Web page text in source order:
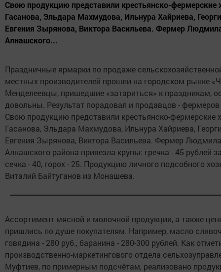
Свою продукцию представили крестьянско-фермерские
Гасанова, Эльдара Махмудова, Ильнура Хайриева,
Евгения Зырянова, Виктора Васильева. Фермер
Алнашского...
Праздничные ярмарки по продаже
местных производителей прошли на городском рынке
Менделеевцы, пришедшие «затариться» к праздникам,
довольны. Результат порадовал и продавцов - фермеров
Свою продукцию представили крестьянско-фермерские
Гасанова, Эльдара Махмудова, Ильнура Хайриева,
Евгения Зырянова, Виктора Васильева. Фермер
Алнашского района привезла крупы: гречка - 45 рублей
сечка - 40, горох - 25. Продукцию личного подсобного
Виталий Байтуганов из Монашева.
Ассортимент мясной и молочной продукции, а также
пришлись по душе покупателям. Например, масло
говядина - 280 руб., баранина - 280-300 рублей. Как
производственно-маркетингового отдела
Муфтиев, по примерным подсчётам, реализовано